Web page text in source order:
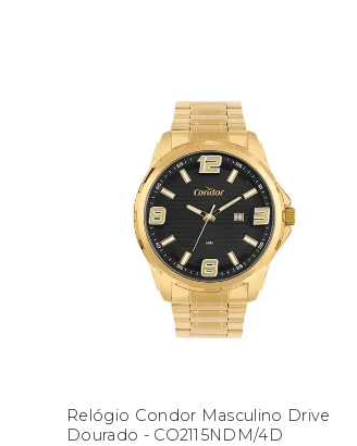
Relógio Condor Masculino Drive
Dourado - CO2115NDM/4D